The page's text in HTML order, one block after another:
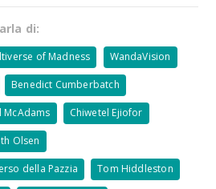
di:
of Madness WandaVision
Benedict Cumberbatch
McAdams Chiwetel Ejiofor
Olsen
della Pazzia Tom Hiddleston